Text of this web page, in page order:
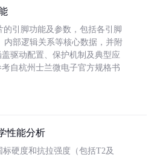
的引脚功能及参数，包括各引脚
内部逻辑关系等核心数据，并附
驱动配置、保护机制及典型应
自杭州士兰微电子官方规格书
性能分析
硬度和抗拉强度（包括T2及